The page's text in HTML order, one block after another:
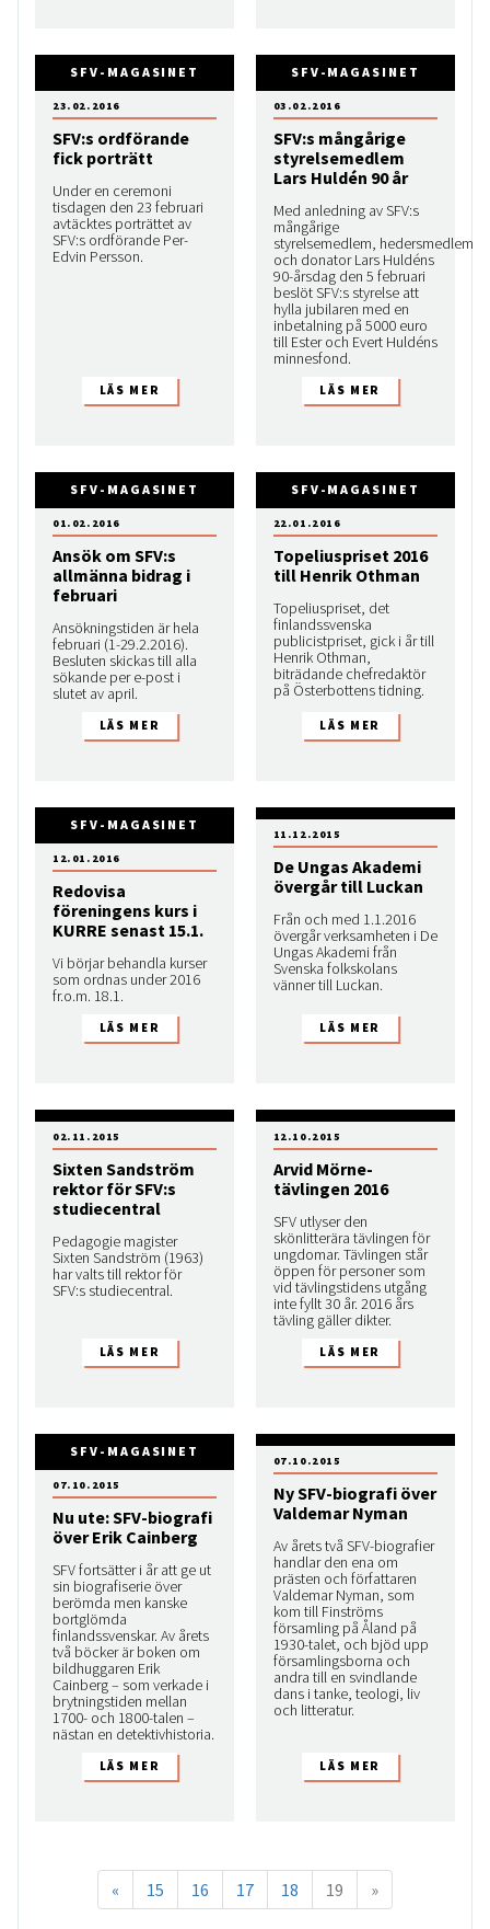
SFV-MAGASINET
SFV:s ordförande
fick porträtt
Under en ceremoni
tisdagen den 23 februari
avtäcktes porträttet av
SFV:s ordförande Per-
Edvin Persson.
23.02.2016
SFV-MAGASINET
SFV:s mångårige
styrelsemedlem
Lars Huldén 90 år
Med anledning av SFV:s
mångårige
styrelsemedlem, hedersmedlem
och donator Lars Huldéns
90-årsdag den 5 februari
beslöt SFV:s styrelse att
hylla jubilaren med en
inbetalning på 5000 euro
till Ester och Evert Huldéns
minnesfond.
03.02.2016
SFV-MAGASINET
Ansök om SFV:s
allmänna bidrag i
februari
Ansökningstiden är hela
februari (1-29.2.2016).
Besluten skickas till alla
sökande per e-post i
slutet av april.
01.02.2016
SFV-MAGASINET
Topeliuspriset 2016
till Henrik Othman
Topeliuspriset, det
finlandssvenska
publicistpriset, gick i år till
Henrik Othman,
biträdande chefredaktör
på Österbottens tidning.
22.01.2016
SFV-MAGASINET
Redovisa
föreningens kurs i
KURRE senast 15.1.
Vi börjar behandla kurser
som ordnas under 2016
fr.o.m. 18.1.
12.01.2016
De Ungas Akademi
övergår till Luckan
Från och med 1.1.2016
övergår verksamheten i De
Ungas Akademi från
Svenska folkskolans
vänner till Luckan.
11.12.2015
Sixten Sandström
rektor för SFV:s
studiecentral
Pedagogie magister
Sixten Sandström (1963)
har valts till rektor för
SFV:s studiecentral.
02.11.2015
Arvid Mörne-
tävlingen 2016
SFV utlyser den
skönlitterära tävlingen för
ungdomar. Tävlingen står
öppen för personer som
vid tävlingstidens utgång
inte fyllt 30 år. 2016 års
tävling gäller dikter.
12.10.2015
SFV-MAGASINET
Nu ute: SFV-biografi
över Erik Cainberg
SFV fortsätter i år att ge ut
sin biografiserie över
berömda men kanske
bortglömda
finlandssvenskar. Av årets
två böcker är boken om
bildhuggaren Erik
Cainberg – som verkade i
brytningstiden mellan
1700- och 1800-talen –
nästan en detektivhistoria.
07.10.2015
Ny SFV-biografi över
Valdemar Nyman
Av årets två SFV-biografier
handlar den ena om
prästen och författaren
Valdemar Nyman, som
kom till Finströms
församling på Åland på
1930-talet, och bjöd upp
församlingsborna och
andra till en svindlande
dans i tanke, teologi, liv
och litteratur.
07.10.2015
« 15 16 17 18 19 »